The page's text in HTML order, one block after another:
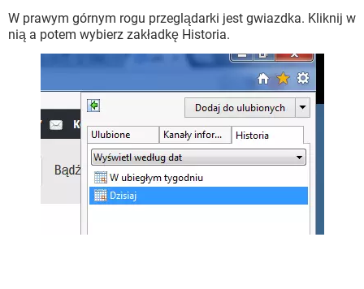
W prawym górnym rogu przeglądarki jest gwiazdka. Kliknij w
nią a potem wybierz zakładkę Historia.